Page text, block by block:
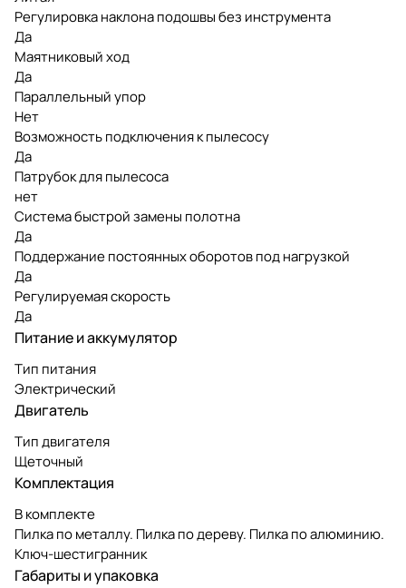
Регулировка наклона подошвы без инструмента
Да
Маятниковый ход
Да
Параллельный упор
Нет
Возможность подключения к пылесосу
Да
Патрубок для пылесоса
нет
Система быстрой замены полотна
Да
Поддержание постоянных оборотов под нагрузкой
Да
Регулируемая скорость
Да
Питание и аккумулятор
Тип питания
Электрический
Двигатель
Тип двигателя
Щеточный
Комплектация
В комплекте
Пилка по металлу. Пилка по дереву. Пилка по алюминию.
Ключ-шестигранник
Габариты и упаковка